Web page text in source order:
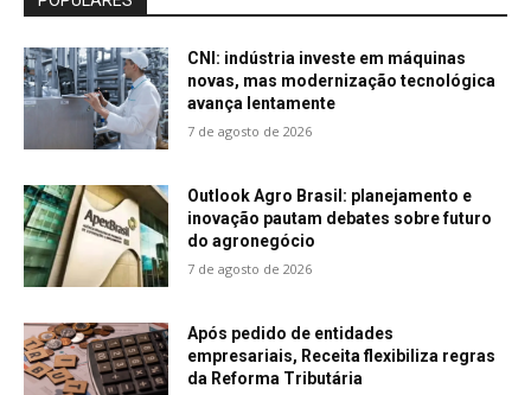
CNI: indústria investe em máquinas
novas, mas modernização tecnológica
avança lentamente
7 de agosto de 2026
Outlook Agro Brasil: planejamento e
inovação pautam debates sobre futuro
do agronegócio
7 de agosto de 2026
Após pedido de entidades
empresariais, Receita flexibiliza regras
da Reforma Tributária